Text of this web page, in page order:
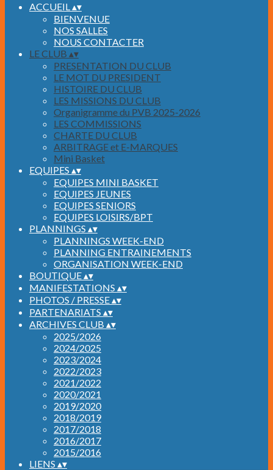
ACCUEIL▴▾
BIENVENUE
NOS SALLES
NOUS CONTACTER
LE CLUB ▴▾
PRESENTATION DU CLUB
LE MOT DU PRESIDENT
HISTOIRE DU CLUB
LES MISSIONS DU CLUB
Organigramme du PVB 2025-2026
LES COMMISSIONS
CHARTE DU CLUB
ARBITRAGE et E-MARQUES
Mini Basket
EQUIPES ▴▾
EQUIPES MINI BASKET
EQUIPES JEUNES
EQUIPES SENIORS
EQUIPES LOISIRS/BPT
PLANNINGS ▴▾
PLANNINGS WEEK-END
PLANNING ENTRAINEMENTS
ORGANISATION WEEK-END
BOUTIQUE▴▾
MANIFESTATIONS ▴▾
PHOTOS / PRESSE▴▾
PARTENARIATS ▴▾
ARCHIVES CLUB ▴▾
2025/2026
2024/2025
2023/2024
2022/2023
2021/2022
2020/2021
2019/2020
2018/2019
2017/2018
2016/2017
2015/2016
LIENS ▴▾